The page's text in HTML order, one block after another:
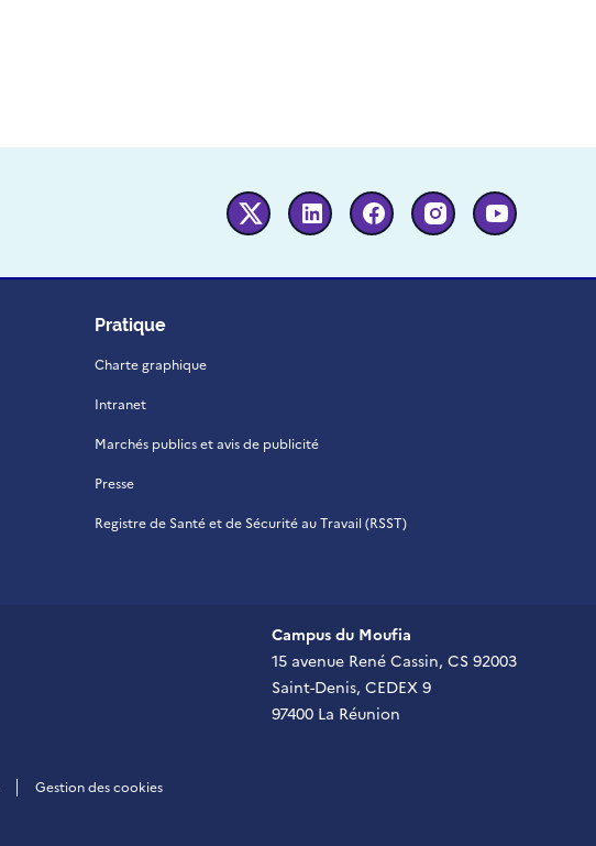
Twitter Linkedin FacebookInstagram
Pratique
Charte graphique
Intranet
Marchés publics et avis de publicité
Presse
Registre de Santé et de Sécurité au Travail (RSST)
Campus du Moufia
15 avenue René Cassin, CS 92003
Saint-Denis, CEDEX 9
97400 La Réunion
Gestion des cookies